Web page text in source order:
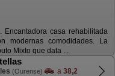
Encantadora casa rehabilitada
modernas comodidades. La
Mixto que data ...
(Ourense) a 38,2